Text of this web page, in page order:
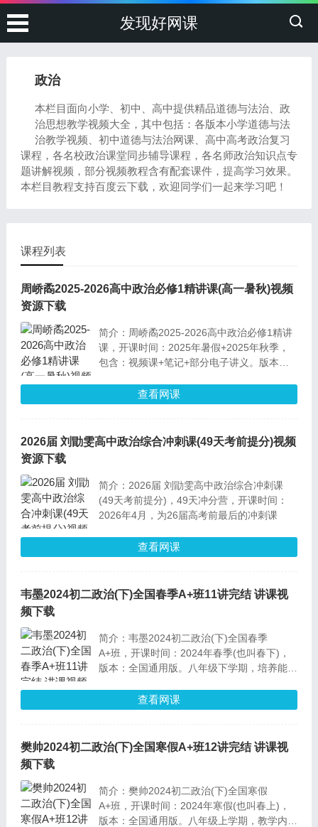
发现好网课
政治
本栏目面向小学、初中、高中提供精品道德与法治、政
治思想教学视频大全，其中包括：各版本小学道德与法
治教学视频、初中道德与法治网课、高中高考政治复习
课程，各名校政治课堂同步辅导课程，各名师政治知识点专
题讲解视频，部分视频教程含有配套课件，提高学习效果。
本栏目教程支持百度云下载，欢迎同学们一起来学习吧！
课程列表
周峤矞2025-2026高中政治必修1精讲课(高一暑秋)视频
资源下载
简介：周峤矞2025-2026高中政治必修1精讲
课，开课时间：2025年暑假+2025年秋季，
包含：视频课+笔记+部分电子讲义。版本：
查看网课
2026届 刘勖雯高中政治综合冲刺课(49天考前提分)视频
资源下载
简介：2026届 刘勖雯高中政治综合冲刺课
(49天考前提分)，49天冲分营，开课时间：
2026年4月，为26届高考前最后的冲刺课
查看网课
韦墨2024初二政治(下)全国春季A+班11讲完结 讲课视
频下载
简介：韦墨2024初二政治(下)全国春季
A+班，开课时间：2024年春季(也叫春下)，
版本：全国通用版。八年级下学期，培养能
法精神，对我国的制度和机构的基本认识，区
分不同机构的职能范围。
查看网课
樊帅2024初二政治(下)全国寒假A+班12讲完结 讲课视
频下载
简介：樊帅2024初二政治(下)全国寒假
A+班，开课时间：2024年寒假(也叫春上)，
版本：全国通用版。八年级上学期，教学内